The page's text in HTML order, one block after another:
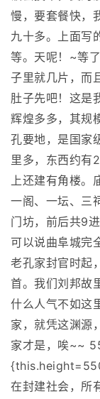
慢，要套餐快，
九十多。上面写
等。天呢！~等
子里就几片，而
肚子先吧！这是
辉煌多多，其规
孔要地，是国家
里多，东西约有
上还建有角楼。
一阁、一坛、三
门坊，前后共9
可以说曲阜城完
老孔家封官时起
首。我们刘邦故
什么人气不如这
家，就凭这渊源
家才是，唉~~
在封建社会，所